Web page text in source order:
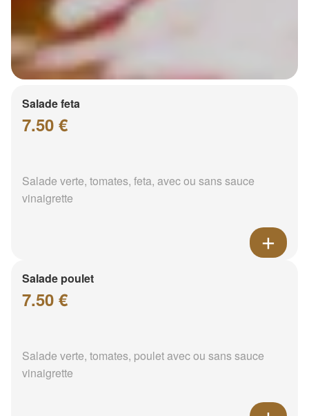
Salade feta
7.50 €
Salade verte, tomates, feta, avec ou sans sauce
vinaigrette
Salade poulet
7.50 €
Salade verte, tomates, poulet avec ou sans sauce
vinaigrette